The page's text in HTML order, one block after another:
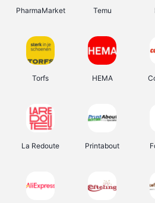
PharmaMarket Temu
Torfs HEMA
La Redoute Printabout